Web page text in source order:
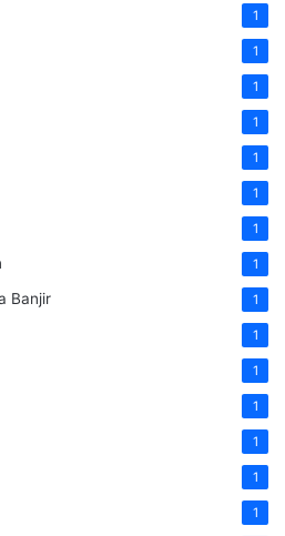
1
1
1
1
1
1
1
1
Banjir 1
1
1
1
1
1
1